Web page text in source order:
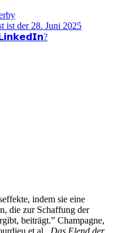
ist der 28. Juni 2025
indem sie eine
die zur Schaffung der
beiträgt.” Champagne,
et al.. Das Elend der